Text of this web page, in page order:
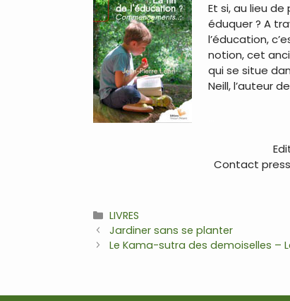
Et si, au lieu
éduquer ? A
l’éducation,
notion, cet
qui se situe
Neill, l’auteur de
Contact
Catégories
LIVRES
Navigation
des
Jardiner sans se planter
Le Kama-sutra des demoiselles –